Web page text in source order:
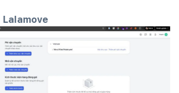
Lalamove